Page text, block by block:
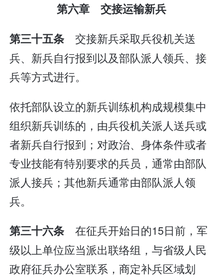
第六章 交接运输新兵
第三十五条 交接新兵采取兵役机关送
兵、新兵自行报到以及部队派人领兵、接
兵等方式进行。
依托部队设立的新兵训练机构成规模集中
组织新兵训练的，由兵役机关派人送兵或
者新兵自行报到；对政治、身体条件或者
专业技能有特别要求的兵员，通常由部队
派人接兵；其他新兵通常由部队派人领
兵。
第三十六条 在征兵开始日的15日前，军
级以上单位应当派出联络组，与省级人民
政府征兵办公室联系，商定补兵区域划